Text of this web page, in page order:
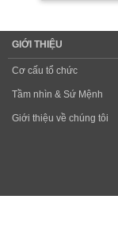
GIỚI THIỆU
Cơ cấu tổ chức
Tầm nhìn & Sứ Mệnh
Giới thiệu về chúng tôi